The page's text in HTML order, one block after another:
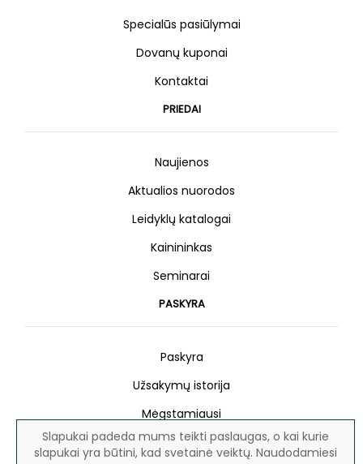
Slapukai padeda mums teikti paslaugas, o kai kurie
slapukai yra būtini, kad svetainė veiktų. Naudodamiesi
Specialūs pasiūlymai
Dovanų kuponai
Kontaktai
PRIEDAI
Naujienos
Aktualios nuorodos
Leidyklų katalogai
Kainininkas
Seminarai
PASKYRA
Paskyra
Užsakymų istorija
Mėgstamiausi
Naujienlaiškis